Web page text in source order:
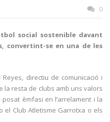
0
social sostenible davant
convertint-se en una de les
directiu de comunicació i
la resta de clubs amb uns valors
èmfasi en l’arrelament i la
el Club Atletisme Garrotxa o els